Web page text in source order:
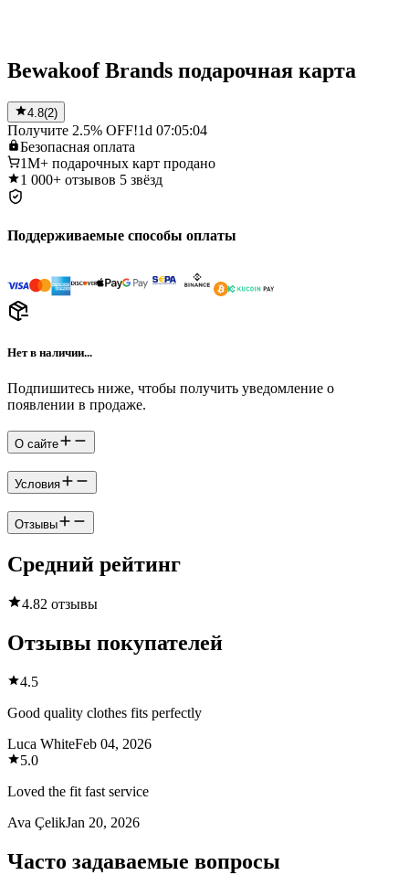
Bewakoof Brands подарочная карта
4.8(2)
Получите 2.5% OFF!1d 07:05:04
Безопасная оплата
1M+ подарочных карт продано
1 000+ отзывов 5 звёзд
Поддерживаемые способы оплаты
Нет в наличии...
Подпишитесь ниже, чтобы получить уведомление о
появлении в продаже.
О сайте
Условия
Отзывы
Средний рейтинг
4.82 отзывы
Отзывы покупателей
4.5
Good quality clothes fits perfectly
Luca WhiteFeb 04, 2026
5.0
Loved the fit fast service
Ava ÇelikJan 20, 2026
Часто задаваемые вопросы